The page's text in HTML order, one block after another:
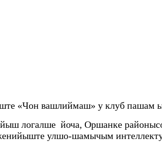
«Чон вашлиймаш» у клуб пашам
логалше йоча, Оршанке
улшо-шамычым